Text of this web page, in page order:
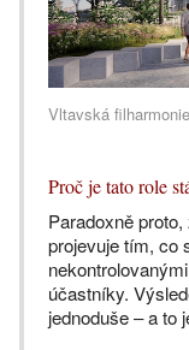
Vltavská
Proč je tato role
Paradoxně
projevuje tím, co
účastníky.
jednoduše – a to